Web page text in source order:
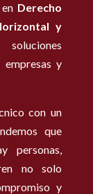
Derecho
y
y
con un
que
personas,
no solo
y